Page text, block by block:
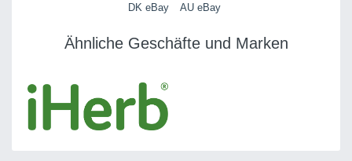
DK eBay AU eBay
Ähnliche Geschäfte und Marken